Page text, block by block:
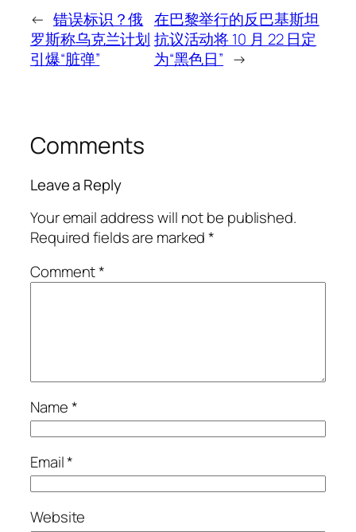
← 错误标识？俄
罗斯称乌克兰计划
引爆“脏弹”
在巴黎举行的反巴基斯坦
抗议活动将 10 月 22 日定
为“黑色日” →
Comments
Leave a Reply
Your email address will not be published.
Required fields are marked*
Comment*
Name*
Email*
Website